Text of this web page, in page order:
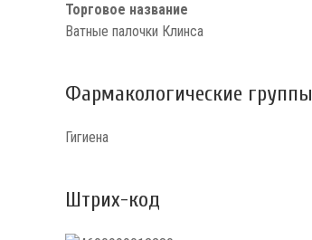
Торговое название
Ватные палочки Клинса
Фармакологические группы
Гигиена
Штрих-код